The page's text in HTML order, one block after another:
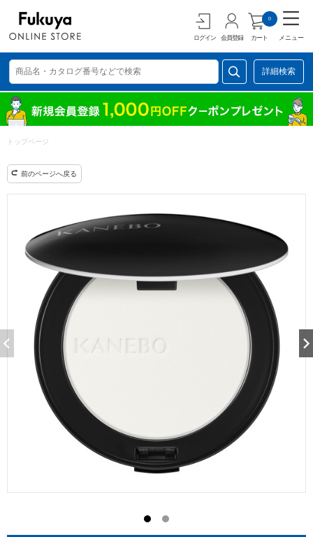
ログイン 会員登録 カート
0
メニュー
詳細検索
トップページ
前のページへ戻る